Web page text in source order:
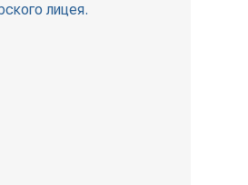
лицея.